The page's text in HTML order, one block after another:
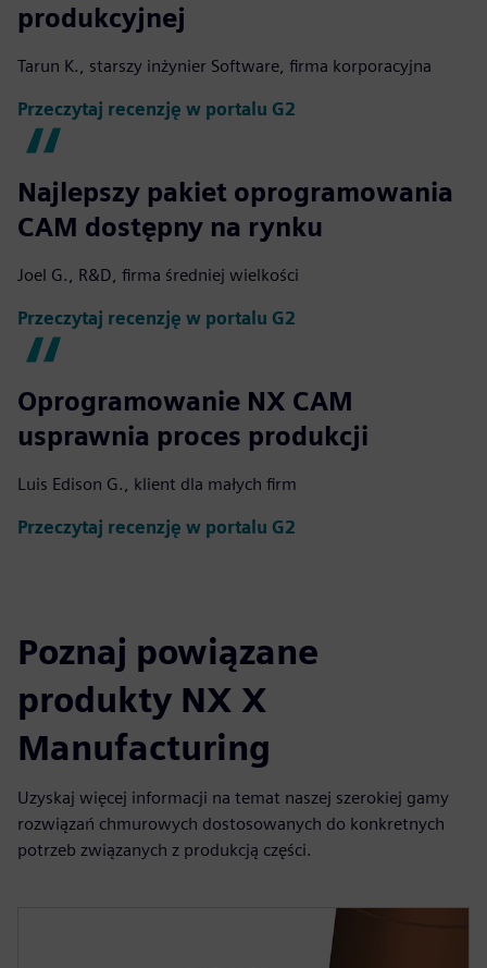
produkcyjnej
Tarun K., starszy inżynier Software, firma korporacyjna
Przeczytaj recenzję w portalu G2
Najlepszy pakiet oprogramowania
CAM dostępny na rynku
Joel G., R&D, firma średniej wielkości
Przeczytaj recenzję w portalu G2
Oprogramowanie NX CAM
usprawnia proces produkcji
Luis Edison G., klient dla małych firm
Przeczytaj recenzję w portalu G2
Poznaj powiązane
produkty NX X
Manufacturing
Uzyskaj więcej informacji na temat naszej szerokiej gamy
rozwiązań chmurowych dostosowanych do konkretnych
potrzeb związanych z produkcją części.